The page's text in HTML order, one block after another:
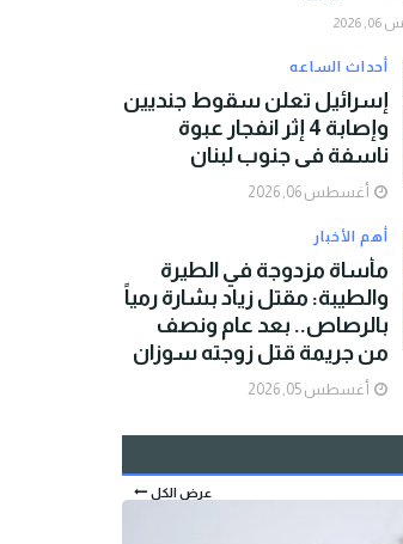
أحداث الساعه
إسرائيل تعلن سقوط جنديين
وإصابة 4 إثر انفجار عبوة
ناسفة في جنوب لبنان
أغسطس 06, 2026
أهم الأخبار
مأساة مزدوجة في الطيرة
والطيبة: مقتل زياد بشارة رمياً
بالرصاص.. بعد عام ونصف
من جريمة قتل زوجته سوزان
أغسطس 05, 2026
عرض الكل